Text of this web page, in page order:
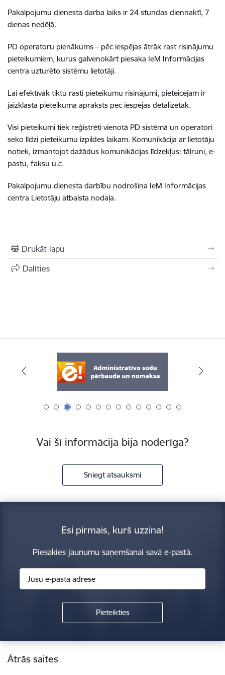
Pakalpojumu dienesta darba laiks ir 24 stundas diennaktī, 7
dienas nedēļā.
PD operatoru pienākums – pēc iespējas ātrāk rast risinājumu
pieteikumiem, kurus galvenokārt piesaka IeM Informācijas
centra uzturēto sistēmu lietotāji.
Lai efektīvāk tiktu rasti pieteikumu risinājumi, pieteicējam ir
jāizklāsta pieteikuma apraksts pēc iespējas detalizētāk.
Visi pieteikumi tiek reģistrēti vienotā PD sistēmā un operatori
seko līdzi pieteikumu izpildes laikam. Komunikācija ar lietotāju
notiek, izmantojot dažādus komunikācijas līdzekļus: tālruni, e-
pastu, faksu u.c.
Pakalpojumu dienesta darbību nodrošina IeM Informācijas
centra Lietotāju atbalsta nodaļa.
Drukāt lapu
Dalīties
Vai šī informācija bija noderīga?
Sniegt atsauksmi
Esi pirmais, kurš uzzina!
Piesakies jaunumu saņemšanai savā e-pastā.
Kājene
Ātrās saites